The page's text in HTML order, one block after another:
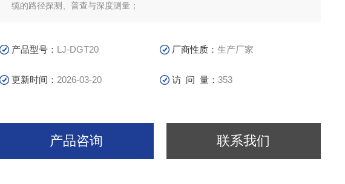
缆的路径探测、普查与深度测量；
产品型号： LJ-DGT20 厂商性质：生产厂家
更新时间： 2026-03-20 访 问 量：353
产品咨询 联系我们